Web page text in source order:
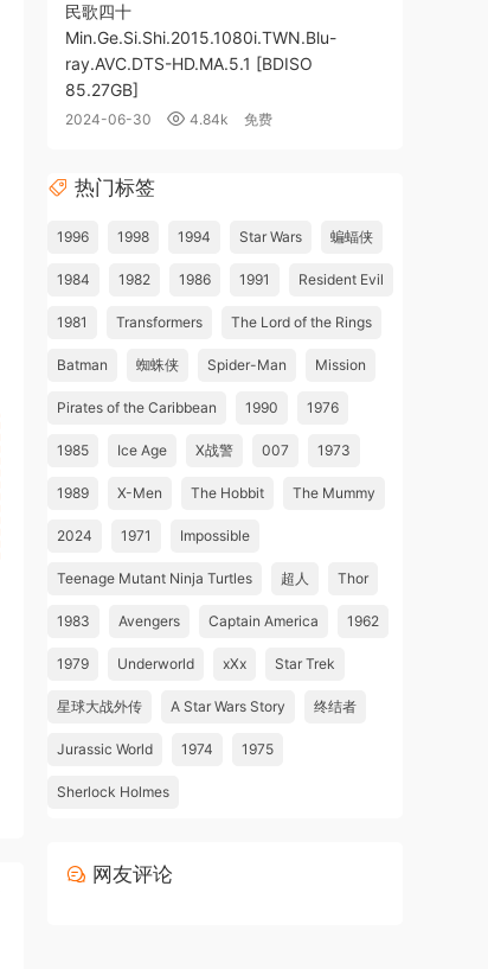
民歌四十
Min.Ge.Si.Shi.2015.1080i.TWN.Blu-
ray.AVC.DTS-HD.MA.5.1 [BDISO
85.27GB]
2024-06-30 4.84k 免费
热门标签
1996 1998 1994 Star Wars 蝙蝠侠
1984 1982 1986 1991 Resident Evil
1981 Transformers The Lord of the Rings
Batman 蜘蛛侠 Spider-Man Mission
Pirates of the Caribbean 1990 1976
1985 Ice Age X战警 007 1973
1989 X-Men The Hobbit The Mummy
2024 1971 Impossible
Teenage Mutant Ninja Turtles 超人 Thor
1983 Avengers Captain America 1962
1979 Underworld xXx Star Trek
星球大战外传 A Star Wars Story 终结者
Jurassic World 1974 1975
Sherlock Holmes
网友评论